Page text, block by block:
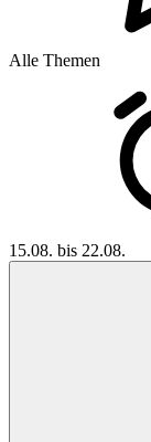
Alle Themen
15.08. bis 22.08.